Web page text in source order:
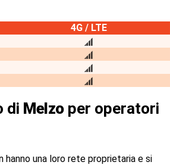
4G / LTE
di Melzoper operatori
hanno una loro rete proprietaria e si